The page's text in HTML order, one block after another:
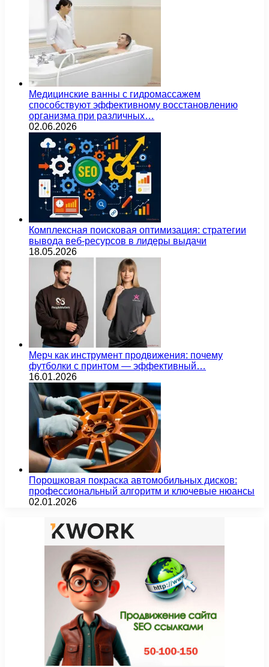
Медицинские ванны с гидромассажем
способствуют эффективному восстановлению
организма при различных…
02.06.2026
Комплексная поисковая оптимизация: стратегии
вывода веб-ресурсов в лидеры выдачи
18.05.2026
Мерч как инструмент продвижения: почему
футболки с принтом — эффективный…
16.01.2026
Порошковая покраска автомобильных дисков:
профессиональный алгоритм и ключевые нюансы
02.01.2026